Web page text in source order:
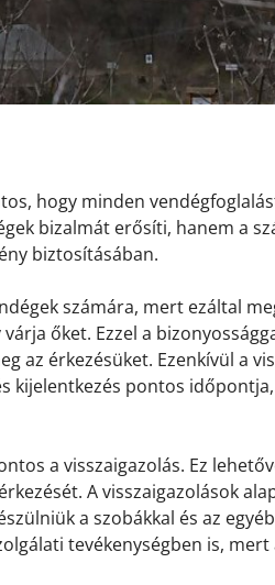
hogy minden
bizalmát erősíti, hanem a
biztosításában.
számára, mert ezáltal
őket. Ezzel a
az érkezésüket. Ezenkívül a
kijelentkezés pontos
a visszaigazolás. Ez
A visszaigazolások
a szobákkal és az
tevékenységben is,